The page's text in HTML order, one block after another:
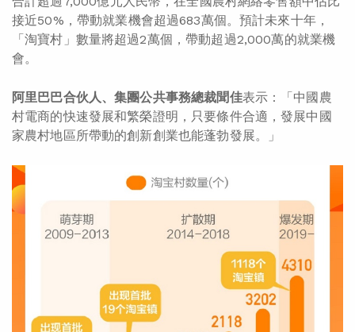
接近50%，帶動就業機會超過683萬個。預計未來十年，
「淘寶村」數量將超過2萬個，帶動超過2,000萬的就業機
會。
阿里巴巴合伙人、集團公共事務總裁聞佳表示：「中國農
村電商的快速發展和繁榮證明，只要條件合適，發展中國
家農村地區所帶動的創新創業也能蓬勃發展。」